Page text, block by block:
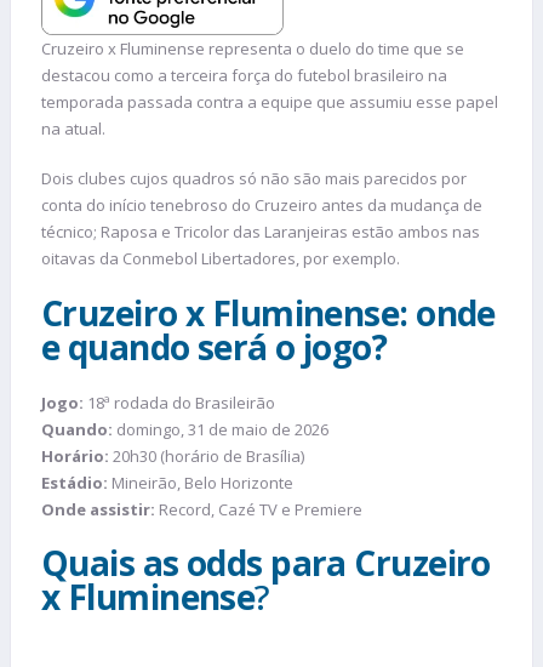
Cruzeiro x Fluminense representa o duelo do time que se
destacou como a terceira força do futebol brasileiro na
temporada passada contra a equipe que assumiu esse papel
na atual.
Dois clubes cujos quadros só não são mais parecidos por
conta do início tenebroso do Cruzeiro antes da mudança de
técnico; Raposa e Tricolor das Laranjeiras estão ambos nas
oitavas da Conmebol Libertadores, por exemplo.
Cruzeiro x Fluminense: onde
e quando será o jogo?
Jogo: 18ª rodada do Brasileirão
Quando: domingo, 31 de maio de 2026
Horário: 20h30 (horário de Brasília)
Estádio: Mineirão, Belo Horizonte
Onde assistir: Record, Cazé TV e Premiere
Quais as odds para Cruzeiro
x Fluminense?